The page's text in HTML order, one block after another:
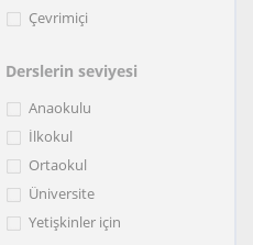
Çevrimiçi
Derslerin seviyesi
Anaokulu
İlkokul
Ortaokul
Üniversite
Yetişkinler için